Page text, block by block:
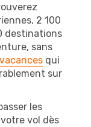
2 100
destinations
sans
qui
sur
les
vol dès